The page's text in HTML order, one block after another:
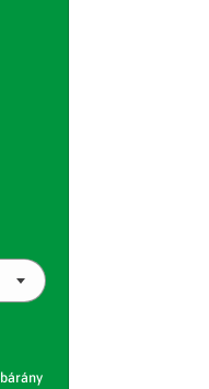
bárány